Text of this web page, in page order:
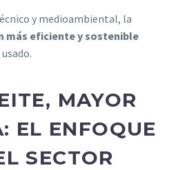
y medioambiental, la
más eficiente y sostenible
MAYOR
EL ENFOQUE
SECTOR